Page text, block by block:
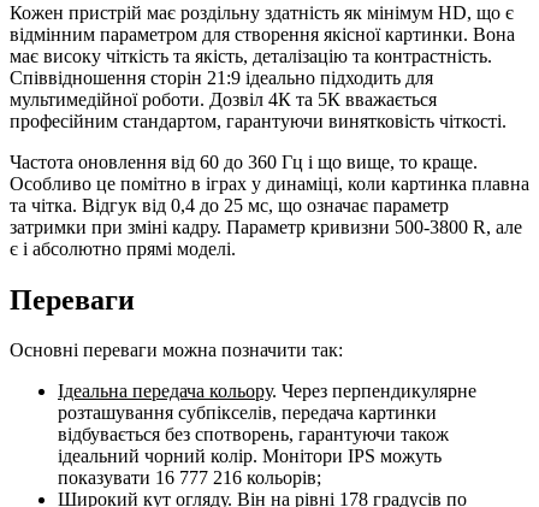
Кожен пристрій має роздільну здатність як мінімум HD, що є
відмінним параметром для створення якісної картинки. Вона
має високу чіткість та якість, деталізацію та контрастність.
Співвідношення сторін 21:9 ідеально підходить для
мультимедійної роботи. Дозвіл 4К та 5К вважається
професійним стандартом, гарантуючи винятковість чіткості.
Частота оновлення від 60 до 360 Гц і що вище, то краще.
Особливо це помітно в іграх у динаміці, коли картинка плавна
та чітка. Відгук від 0,4 до 25 мс, що означає параметр
затримки при зміні кадру. Параметр кривизни 500-3800 R, але
є і абсолютно прямі моделі.
Переваги
Основні переваги можна позначити так:
Ідеальна передача кольору. Через перпендикулярне
розташування субпікселів, передача картинки
відбувається без спотворень, гарантуючи також
ідеальний чорний колір. Монітори IPS можуть
показувати 16 777 216 кольорів;
Широкий кут огляду. Він на рівні 178 градусів по